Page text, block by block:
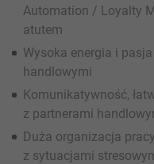
Automation / Loyalty
atutem
Wysoka energia i
handlowymi
Komunikatywność,
z partnerami
Duża organizacja
z sytuacjami